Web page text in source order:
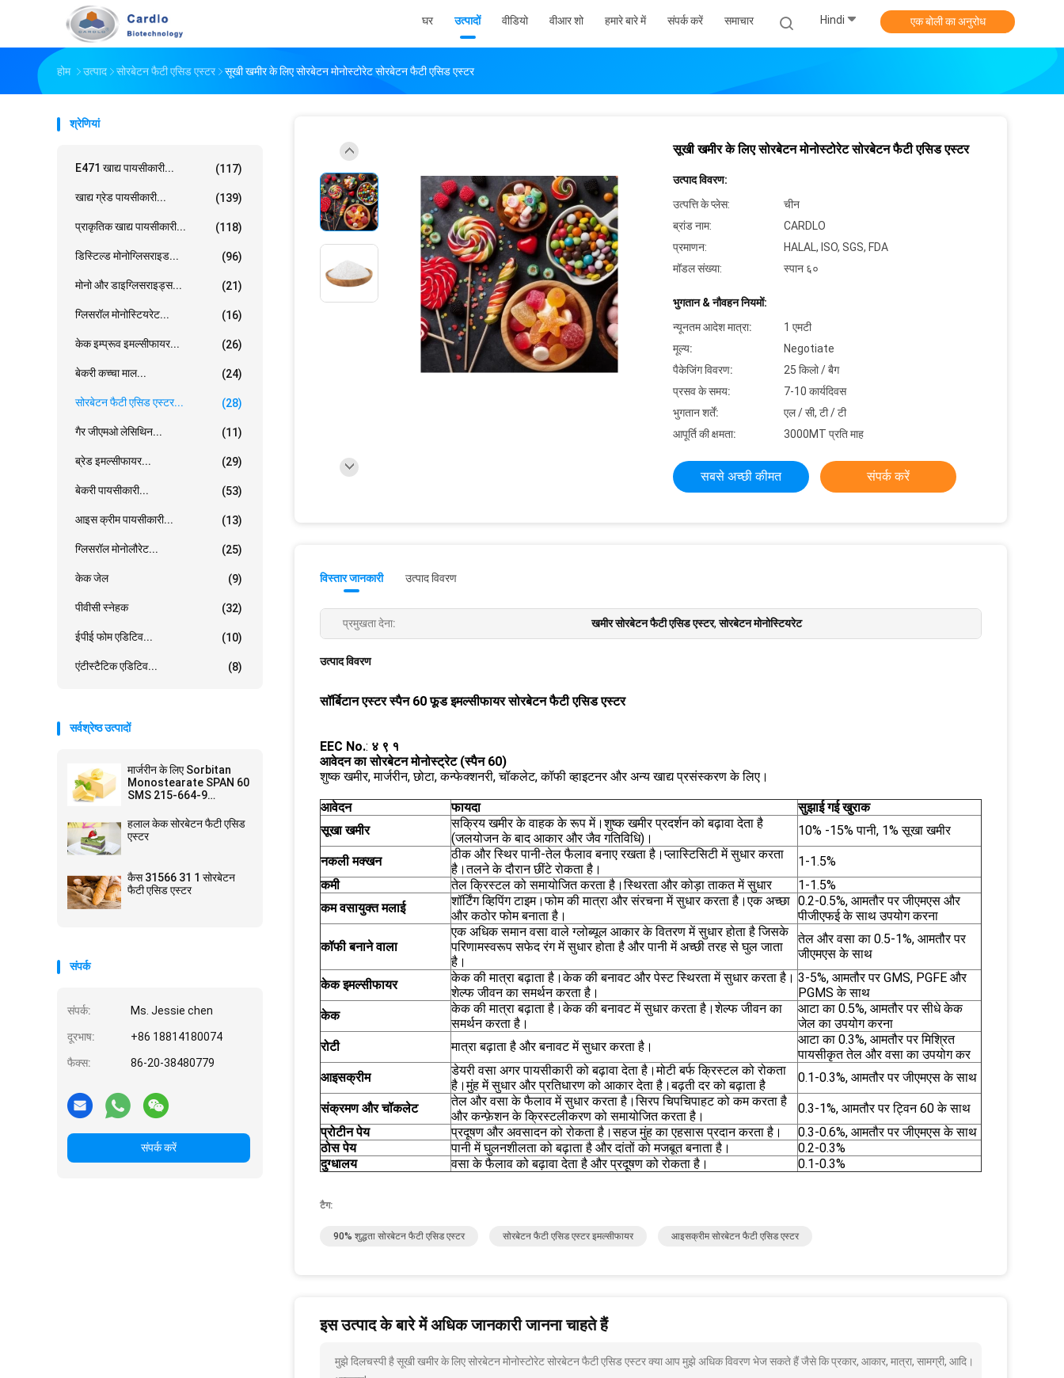
घर उत्पादों वीडियो वीआर शो हमारे बारे में संपर्क करें समाचार Hindi एक बोली का अनुरोध
होम उत्पाद सोरबेटन फैटी एसिड एस्टर सूखी खमीर के लिए सोरबेटन मोनोस्टोरेट सोरबेटन फैटी एसिड एस्टर
श्रेणियां
E471 खाद्य पायसीकारी... (117)
खाद्य ग्रेड पायसीकारी... (139)
प्राकृतिक खाद्य पायसीकारी... (118)
डिस्टिल्ड मोनोग्लिसराइड... (96)
मोनो और डाइग्लिसराइड्स... (21)
ग्लिसरॉल मोनोस्टियरेट... (16)
केक इम्प्रूव इमल्सीफायर... (26)
बेकरी कच्चा माल... (24)
सोरबेटन फैटी एसिड एस्टर... (28)
गैर जीएमओ लेसिथिन... (11)
ब्रेड इमल्सीफायर... (29)
बेकरी पायसीकारी... (53)
आइस क्रीम पायसीकारी... (13)
ग्लिसरॉल मोनोलौरेट... (25)
केक जेल (9)
पीवीसी स्नेहक (32)
ईपीई फोम एडिटिव... (10)
एंटीस्टैटिक एडिटिव... (8)
सर्वश्रेष्ठ उत्पादों
मार्जरीन के लिए Sorbitan
Monostearate SPAN 60
SMS 215-664-9
हलाल केक सोरबेटन फैटी एसिड
एस्टर
कैस 31566 31 1 सोरबेटन
फैटी एसिड एस्टर
संपर्क
संपर्क: Ms. Jessie chen
दूरभाष: +86 18814180074
फैक्स: 86-20-38480779
संपर्क करें
सूखी खमीर के लिए सोरबेटन मोनोस्टोरेट सोरबेटन फैटी एसिड एस्टर
उत्पाद विवरण:
उत्पत्ति के प्लेस:
चीन
ब्रांड नाम:
CARDLO
प्रमाणन:
HALAL, ISO, SGS, FDA
मॉडल संख्या:
स्पान ६०
भुगतान & नौवहन नियमों:
न्यूनतम आदेश मात्रा:
1 एमटी
मूल्य:
Negotiate
पैकेजिंग विवरण:
25 किलो / बैग
प्रसव के समय:
7-10 कार्यदिवस
भुगतान शर्तें:
एल / सी, टी / टी
आपूर्ति की क्षमता:
3000MT प्रति माह
सबसे अच्छी कीमत संपर्क करें
विस्तार जानकारी उत्पाद विवरण
प्रमुखता देना: खमीर सोरबेटन फैटी एसिड एस्टर,सोरबेटन मोनोस्टियरेट
उत्पाद विवरण
सॉर्बिटान एस्टर स्पैन 60 फूड इमल्सीफायर सोरबेटन फैटी एसिड एस्टर
EEC No.: ४ ९ १
आवेदनकासोरबेटन मोनोस्ट्रेट (स्पैन 60)
शुष्क खमीर, मार्जरीन, छोटा, कन्फेक्शनरी, चॉकलेट, कॉफी व्हाइटनर और अन्य खाद्य प्रसंस्करण के लिए।
आवेदन फायदा
सुझाई गई खुराक
सूखा खमीर
सक्रिय खमीर के वाहक के रूप में।शुष्क खमीर प्रदर्शन को बढ़ावा देता है
(जलयोजन के बाद आकार और जैव गतिविधि)।
10% -15% पानी, 1% सूखा खमीर
नकली मक्खन
ठीक और स्थिर पानी-तेल फैलाव बनाए रखता है।प्लास्टिसिटी में सुधार करता
है।तलने के दौरान छींटे रोकता है।
1-1.5%
कमी
तेल क्रिस्टल को समायोजित करता है।स्थिरता और कोड़ा ताकत में सुधार
1-1.5%
कम वसायुक्त मलाई
शॉर्टिंग व्हिपिंग टाइम।फोम की मात्रा और संरचना में सुधार करता है।एक अच्छा
और कठोर फोम बनाता है।
0.2-0.5%, आमतौर पर जीएमएस और
पीजीएफई के साथ उपयोग करना
कॉफी बनाने वाला
एक अधिक समान वसा वाले ग्लोब्यूल आकार के वितरण में सुधार होता है जिसके
परिणामस्वरूप सफेद रंग में सुधार होता है और पानी में अच्छी तरह से घुल जाता
है।
तेल और वसा का 0.5-1%, आमतौर पर
जीएमएस के साथ
केक इमल्सीफायर
केक की मात्रा बढ़ाता है।केक की बनावट और पेस्ट स्थिरता में सुधार करता है।
शेल्फ जीवन का समर्थन करता है।
3-5%, आमतौर पर GMS, PGFE और
PGMS के साथ
केक
केक की मात्रा बढ़ाता है।केक की बनावट में सुधार करता है।शेल्फ जीवन का
समर्थन करता है।
आटा का 0.5%, आमतौर पर सीधे केक
जेल का उपयोग करना
रोटी
मात्रा बढ़ाता है और बनावट में सुधार करता है।
आटा का 0.3%, आमतौर पर मिश्रित
पायसीकृत तेल और वसा का उपयोग कर
आइसक्रीम
डेयरी वसा अगर पायसीकारी को बढ़ावा देता है।मोटी बर्फ क्रिस्टल को रोकता
है।मुंह में सुधार और प्रतिधारण को आकार देता है।बढ़ती दर को बढ़ाता है
0.1-0.3%, आमतौर पर जीएमएस के साथ
संक्रमण और चॉकलेट
तेल और वसा के फैलाव में सुधार करता है।सिरप चिपचिपाहट को कम करता है
और कन्फ़ेशन के क्रिस्टलीकरण को समायोजित करता है।
0.3-1%, आमतौर पर ट्विन 60 के साथ
प्रोटीन पेय
प्रदूषण और अवसादन को रोकता है।सहज मुंह का एहसास प्रदान करता है।
0.3-0.6%, आमतौर पर जीएमएस के साथ
ठोस पेय
पानी में घुलनशीलता को बढ़ाता है और दांतों को मजबूत बनाता है।
0.2-0.3%
दुग्धालय
वसा के फैलाव को बढ़ावा देता है और प्रदूषण को रोकता है। 0.1-0.3%
टैग:
90% शुद्धता सोरबेटन फैटी एसिड एस्टर सोरबेटन फैटी एसिड एस्टर इमल्सीफायर आइसक्रीम सोरबेटन फैटी एसिड एस्टर
इस उत्पाद के बारे में अधिक जानकारी जानना चाहते हैं
मुझे दिलचस्पी है सूखी खमीर के लिए सोरबेटन मोनोस्टोरेट सोरबेटन फैटी एसिड एस्टर क्या आप मुझे अधिक विवरण भेज सकते हैं जैसे कि प्रकार, आकार, मात्रा, सामग्री, आदि।